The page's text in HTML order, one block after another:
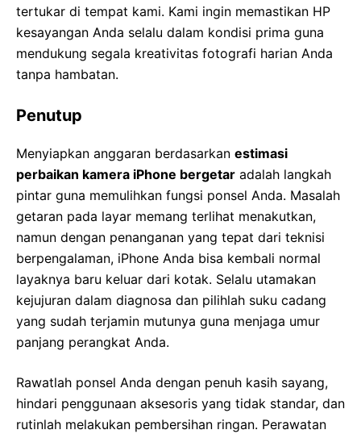
tertukar di tempat kami. Kami ingin memastikan HP
kesayangan Anda selalu dalam kondisi prima guna
mendukung segala kreativitas fotografi harian Anda
tanpa hambatan.
Penutup
Menyiapkan anggaran berdasarkan estimasi
perbaikan kamera iPhone bergetar adalah langkah
pintar guna memulihkan fungsi ponsel Anda. Masalah
getaran pada layar memang terlihat menakutkan,
namun dengan penanganan yang tepat dari teknisi
berpengalaman, iPhone Anda bisa kembali normal
layaknya baru keluar dari kotak. Selalu utamakan
kejujuran dalam diagnosa dan pilihlah suku cadang
yang sudah terjamin mutunya guna menjaga umur
panjang perangkat Anda.
Rawatlah ponsel Anda dengan penuh kasih sayang,
hindari penggunaan aksesoris yang tidak standar, dan
rutinlah melakukan pembersihan ringan. Perawatan